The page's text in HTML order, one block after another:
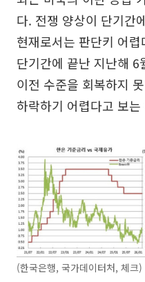
다. 전쟁 양상이 단기간
현재로서는 판단키 어
단기간에 끝난 지난해
이전 수준을 회복하지
하락하기 어렵다고 보는
(한국은행, 국가데이터처, 체크)